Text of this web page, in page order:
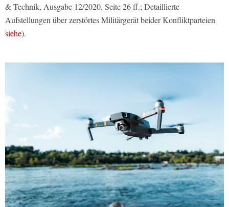
& Technik, Ausgabe 12/2020, Seite 26 ff.; Detaillierte
Aufstellungen über zerstörtes Militärgerät beider Konfliktparteien
siehe).